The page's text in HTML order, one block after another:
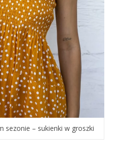
sezonie – sukienki w groszki